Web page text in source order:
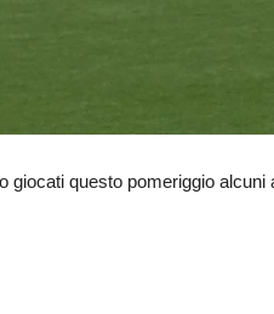
giocati questo pomeriggio